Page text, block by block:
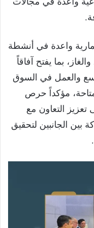
واعدة في أنشطة
بما يفتح آفاقاً
والعمل في السوق
مؤكداً حرص
تعزيز التعاون مع
بين الجانبين لتحقيق